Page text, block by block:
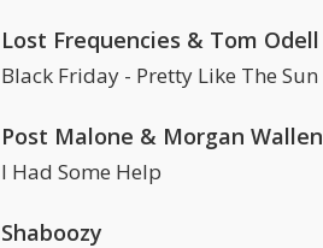
Lost Frequencies & Tom Odell
Black Friday - Pretty Like The Sun
Post Malone & Morgan Wallen
I Had Some Help
Shaboozy